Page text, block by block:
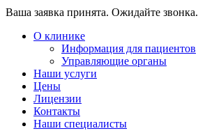
Ваша заявка принята. Ожидайте звонка.
О клинике
Информация для пациентов
Управляющие органы
Наши услуги
Цены
Лицензии
Контакты
Наши специалисты